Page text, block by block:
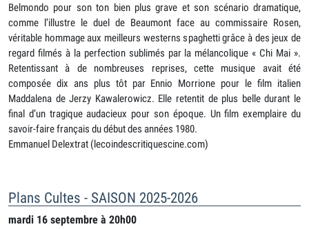
Belmondo pour son ton bien plus grave et son scénario dramatique,
comme l’illustre le duel de Beaumont face au commissaire Rosen,
véritable hommage aux meilleurs westerns spaghetti grâce à des jeux de
regard filmés à la perfection sublimés par la mélancolique « Chi Mai ».
Retentissant à de nombreuses reprises, cette musique avait été
composée dix ans plus tôt par Ennio Morrione pour le film italien
Maddalena de Jerzy Kawalerowicz. Elle retentit de plus belle durant le
final d’un tragique audacieux pour son époque. Un film exemplaire du
savoir-faire français du début des années 1980.
Emmanuel Delextrat (lecoindescritiquescine.com)
Plans Cultes - SAISON 2025-2026
mardi 16 septembre à 20h00